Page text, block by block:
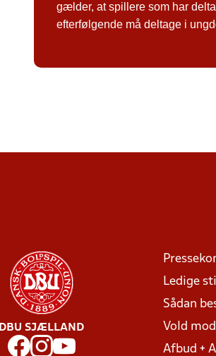
gælder, at spillere som har
efterfølgende må deltage i
DBU SJÆLLAND
Ledige
Sådan
Vold
Afbud +